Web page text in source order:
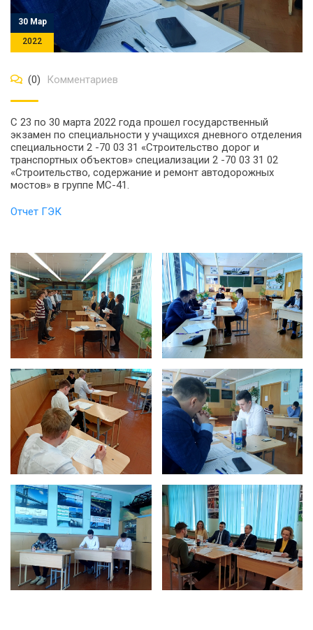
30 Мар
2022
(0) Комментариев
С 23 по 30 марта 2022 года прошел государственный
экзамен по специальности у учащихся дневного отделения
специальности 2 -70 03 31 «Строительство дорог и
транспортных объектов» специализации 2 -70 03 31 02
«Строительство, содержание и ремонт автодорожных
мостов» в группе МС-41.
Отчет ГЭК